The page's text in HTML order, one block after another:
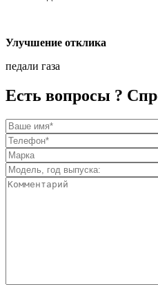
Улучшение отклика
педали газа
Есть вопросы ?